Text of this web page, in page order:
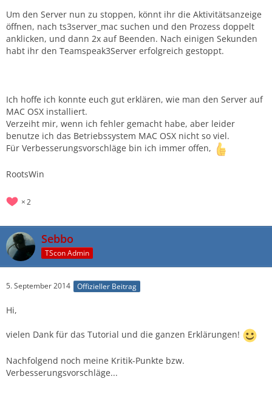
Um den Server nun zu stoppen, könnt ihr die Aktivitätsanzeige
öffnen, nach ts3server_mac suchen und den Prozess doppelt
anklicken, und dann 2x auf Beenden. Nach einigen Sekunden
habt ihr den Teamspeak3Server erfolgreich gestoppt.
Ich hoffe ich konnte euch gut erklären, wie man den Server auf
MAC OSX installiert.
Verzeiht mir, wenn ich fehler gemacht habe, aber leider
benutze ich das Betriebssystem MAC OSX nicht so viel.
Für Verbesserungsvorschläge bin ich immer offen,
RootsWin
2
Sebbo
TScon Admin
5. September 2014 Offizieller Beitrag
Hi,
vielen Dank für das Tutorial und die ganzen Erklärungen!
Nachfolgend noch meine Kritik-Punkte bzw.
Verbesserungsvorschläge...